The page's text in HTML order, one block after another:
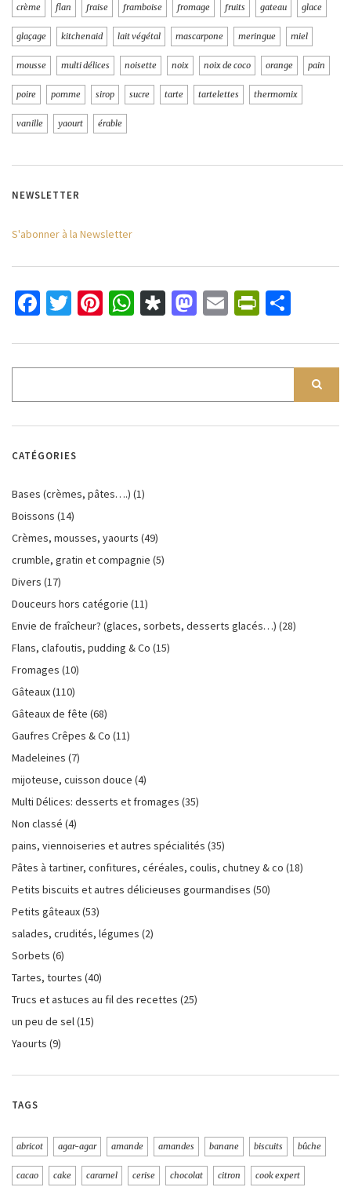
crème flan fraise framboise fromage fruits gateau glace
glaçage kitchenaid lait végétal mascarpone meringue miel
mousse multi délices noisette noix noix de coco orange pain
poire pomme sirop sucre tarte tartelettes thermomix
vanille yaourt érable
NEWSLETTER
S'abonner à la Newsletter
Facebook
Twitter
Pinterest
WhatsApp
Diaspora
Mastodon
Email
CATÉGORIES
Bases (crèmes, pâtes….) (1)
Boissons (14)
Crèmes, mousses, yaourts (49)
crumble, gratin et compagnie (5)
Divers (17)
Douceurs hors catégorie (11)
Envie de fraîcheur? (glaces, sorbets, desserts glacés…) (28)
Flans, clafoutis, pudding & Co (15)
Fromages (10)
Gâteaux(110)
Gâteaux de fête (68)
Gaufres Crêpes & Co (11)
Madeleines (7)
mijoteuse, cuisson douce (4)
Multi Délices: desserts et fromages (35)
Non classé (4)
pains, viennoiseries et autres spécialités (35)
Pâtes à tartiner, confitures, céréales, coulis, chutney & co (18)
Petits biscuits et autres délicieuses gourmandises (50)
Petits gâteaux(53)
salades, crudités, légumes (2)
Sorbets (6)
Tartes, tourtes (40)
Trucs et astuces au fil des recettes (25)
un peu de sel(15)
Yaourts (9)
TAGS
abricot agar-agar amande amandes banane biscuits bûche
cacao cake caramel cerise chocolat citron cook expert